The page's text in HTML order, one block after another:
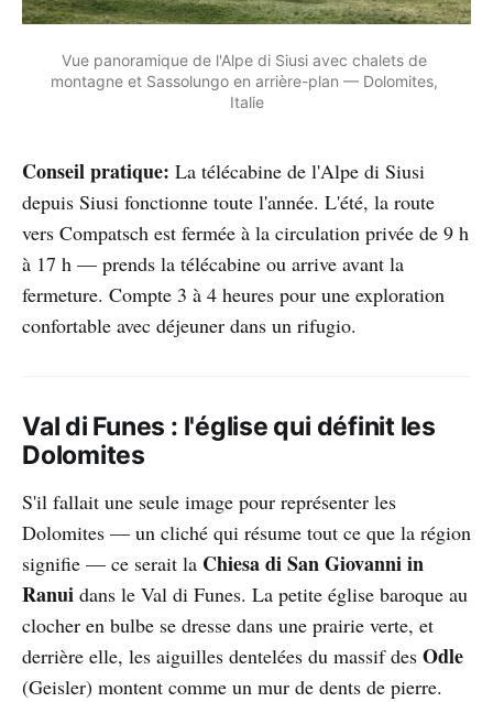
Vue panoramique de l'Alpe di Siusi avec chalets de
montagne et Sassolungo en arrière-plan — Dolomites,
Italie
Conseil pratique: La télécabine de l'Alpe di Siusi
depuis Siusi fonctionne toute l'année. L'été, la route
vers Compatsch est fermée à la circulation privée de 9 h
à 17 h — prends la télécabine ou arrive avant la
fermeture. Compte 3 à 4 heures pour une exploration
confortable avec déjeuner dans un rifugio.
Val di Funes : l'église qui définit les
Dolomites
S'il fallait une seule image pour représenter les
Dolomites — un cliché qui résume tout ce que la région
signifie — ce serait la Chiesa di San Giovanni in
Ranui dans le Val di Funes. La petite église baroque au
clocher en bulbe se dresse dans une prairie verte, et
derrière elle, les aiguilles dentelées du massif des Odle
(Geisler) montent comme un mur de dents de pierre.